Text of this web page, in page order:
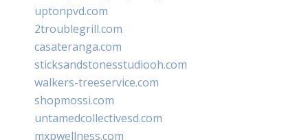
uptonpvd.com
2troublegrill.com
casateranga.com
sticksandstonesstudiooh.com
walkers-treeservice.com
shopmossi.com
untamedcollectivesd.com
mxpwellness.com